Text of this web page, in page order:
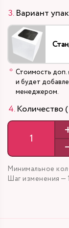
Вариант
Стоимость доп.
и будет
менеджером.
Количество (
Минимальное
Шаг изменения —